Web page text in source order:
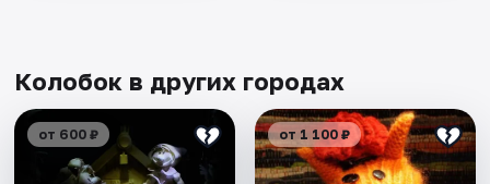
Колобок в других городах
от 600 ₽ от 1 100 ₽